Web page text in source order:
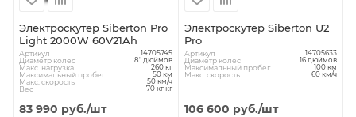
Электроскутер Siberton Pro
Light 2000W 60V21Ah
Артикул 14705745
Диаметр колес 8" дюймов
Макс. нагрузка 260 кг
Максимальный пробег 50 км
Макс. скорость 50 км/ч
Вес 70 кг кг
83 990 руб./шт
Электроскутер Siberton U2
Pro
Артикул 14705633
Диаметр колес 16 дюймов
Максимальный пробег 100 км
Макс. скорость 60 км/ч
106 600 руб./шт